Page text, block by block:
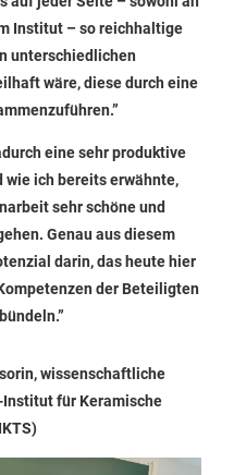
Institut – so reichhaltige
unterschiedlichen
wäre, diese durch eine
eine sehr produktive
wie ich bereits erwähnte,
sehr schöne und
Genau aus diesem
darin, das heute hier
der Beteiligten
wissenschaftliche
für Keramische